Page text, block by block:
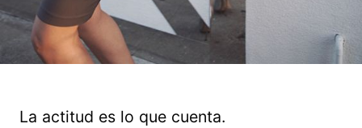
La actitud es lo que cuenta.